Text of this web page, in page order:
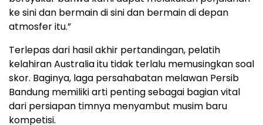
ke sini dan bermain di sini dan bermain di depan
atmosfer itu.”
Terlepas dari hasil akhir pertandingan, pelatih
kelahiran Australia itu tidak terlalu memusingkan soal
skor. Baginya, laga persahabatan melawan Persib
Bandung memiliki arti penting sebagai bagian vital
dari persiapan timnya menyambut musim baru
kompetisi.